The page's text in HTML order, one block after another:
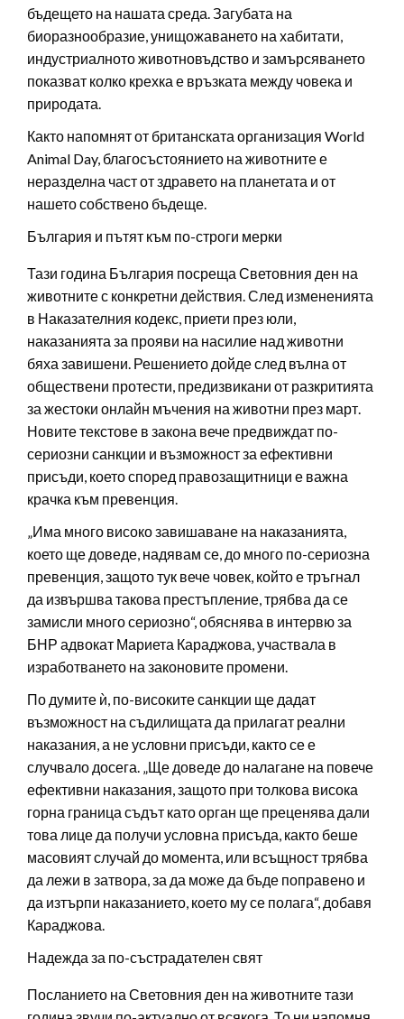
бъдещето на нашата среда. Загубата на
биоразнообразие, унищожаването на хабитати,
индустриалното животновъдство и замърсяването
показват колко крехка е връзката между човека и
природата.
Както напомнят от британската организация World
Animal Day, благосъстоянието на животните е
неразделна част от здравето на планетата и от
нашето собствено бъдеще.
България и пътят към по-строги мерки
Тази година България посреща Световния ден на
животните с конкретни действия. След измененията
в Наказателния кодекс, приети през юли,
наказанията за прояви на насилие над животни
бяха завишени. Решението дойде след вълна от
обществени протести, предизвикани от разкритията
за жестоки онлайн мъчения на животни през март.
Новите текстове в закона вече предвиждат по-
сериозни санкции и възможност за ефективни
присъди, което според правозащитници е важна
крачка към превенция.
„Има много високо завишаване на наказанията,
което ще доведе, надявам се, до много по-сериозна
превенция, защото тук вече човек, който е тръгнал
да извършва такова престъпление, трябва да се
замисли много сериозно“, обяснява в интервю за
БНР адвокат Мариета Караджова, участвала в
изработването на законовите промени.
По думите ѝ, по-високите санкции ще дадат
възможност на съдилищата да прилагат реални
наказания, а не условни присъди, както се е
случвало досега. „Ще доведе до налагане на повече
ефективни наказания, защото при толкова висока
горна граница съдът като орган ще преценява дали
това лице да получи условна присъда, както беше
масовият случай до момента, или всъщност трябва
да лежи в затвора, за да може да бъде поправено и
да изтърпи наказанието, което му се полага“, добавя
Караджова.
Надежда за по-състрадателен свят
Посланието на Световния ден на животните тази